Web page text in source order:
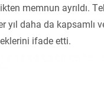
memnun ayrıldı.
yıl daha da kapsamlı
ifade etti.